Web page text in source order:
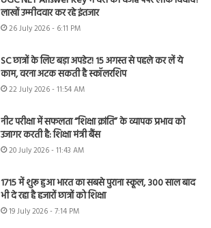
लाखों उम्मीदवार कर रहे इंतजार
26 July 2026 - 6:11 PM
SC छात्रों के लिए बड़ा अपडेट! 15 अगस्त से पहले कर लें ये
काम, वरना अटक सकती है स्कॉलरशिप
22 July 2026 - 11:54 AM
नीट परीक्षा में सफलता “शिक्षा क्रांति” के व्यापक प्रभाव को
उजागर करती है: शिक्षा मंत्री बैंस
20 July 2026 - 11:43 AM
1715 में शुरू हुआ भारत का सबसे पुराना स्कूल, 300 साल बाद
भी दे रहा है हजारों छात्रों को शिक्षा
19 July 2026 - 7:14 PM